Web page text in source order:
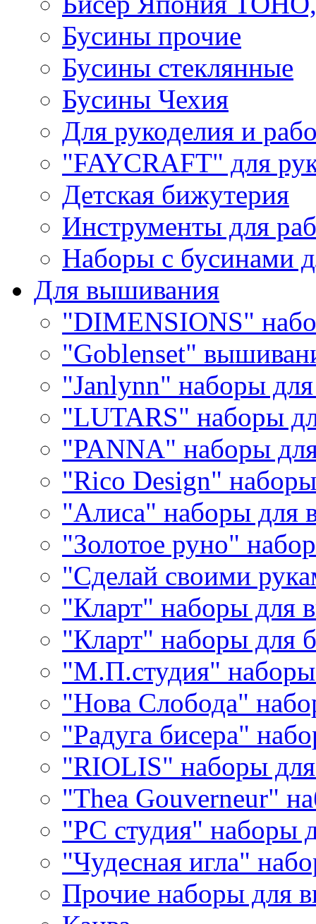
Бусины прочие
Бусины стеклянные
Бусины Чехия
Для рукоделия и
"FAYCRAFT" для
Детская бижутерия
Инструменты для
Наборы с бусинами
Для вышивания
"DIMENSIONS"
"Goblenset"
"Janlynn" наборы
"LUTARS" наборы
"PANNA" наборы
"Rico Design"
"Алиса" наборы для
"Золотое руно"
"Сделай своими
"Кларт" наборы для
"Кларт" наборы для
"М.П.студия"
"Нова Слобода"
"Радуга бисера"
"RIOLIS" наборы
"Thea Gouverneur"
"РС студия" наборы
"Чудесная игла"
Прочие наборы для